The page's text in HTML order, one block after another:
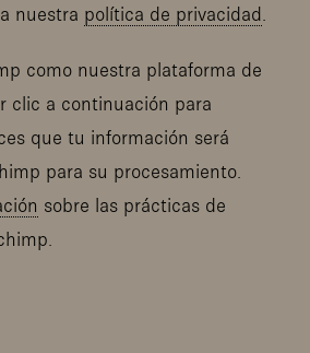
nuestra política de privacidad
como nuestra plataforma de
clic a continuación para
que tu información será
para su procesamiento.
sobre las prácticas de